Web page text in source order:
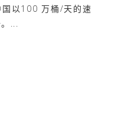
国以100 万桶/天的速
...